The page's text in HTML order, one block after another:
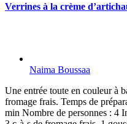
Verrines à la crème
Naima Boussaa
Une entrée toute en couleur à
fromage frais. Temps de
min Nombre de personnes : 4